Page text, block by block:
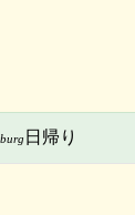
日帰り